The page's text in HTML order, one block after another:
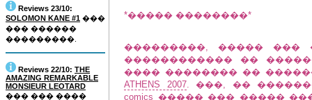
Reviews 23/10:
SOLOMON KANE #1 ���
��� ������
���������.
Reviews 22/10: THE
AMAZING REMARKABLE
MONSIEUR LEOTARD
��� ��� ����
*����� ��������*
���������, ����� ���
������������ ��
���� �������� ��
ATHENS 2007. ���, ��
comics ����� ��� �����